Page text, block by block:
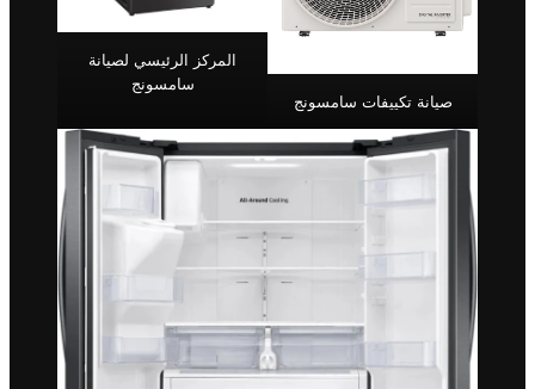
المركز الرئيسي لصيانة
سامسونج
صيانة تكييفات سامسونج